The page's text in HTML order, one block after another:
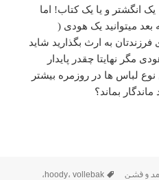
انگشتر و یا یک کتاب! اما
بعد میتوانید یک هودی (
به ارث بگذارید شاید
مگر نهایتا چقدر پایدار
نوع لباس ها در روزمره بیشتر
بماند؟
آشنا شوید !!
مد و فشن برچسب‌هاhoody، vollebak
،